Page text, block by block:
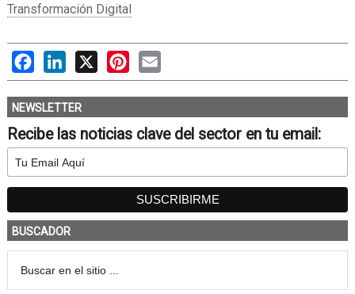
Transformación Digital
FacebookLinkedIn
X PinterestEmail
NEWSLETTER
Recibe las noticias clave del sector en tu email:
BUSCADOR